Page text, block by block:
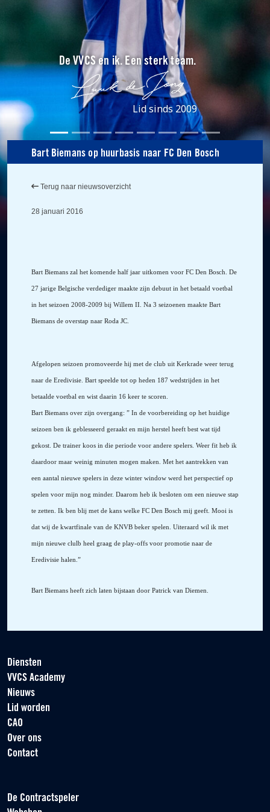
De VVCS en ik. Een sterk team.
Lid sinds 2009
Bart Biemans op huurbasis naar FC Den Bosch
Terug naar nieuwsoverzicht
28 januari 2016
Bart Biemans zal het komende half jaar uitkomen voor FC Den Bosch. De
27 jarige Belgische verdediger maakte zijn debuut in het betaald voetbal
in het seizoen 2008-2009 bij Willem II. Na 3 seizoenen maakte Bart
Biemans de overstap naar Roda JC.
Afgelopen seizoen promoveerde hij met de club uit Kerkrade weer terug
naar de Eredivisie. Bart speelde tot op heden 187 wedstrijden in het
betaalde voetbal en wist daarin 16 keer te scoren.
Bart Biemans over zijn overgang: ” In de voorbereiding op het huidige
seizoen ben ik geblesseerd geraakt en mijn herstel heeft best wat tijd
gekost. De trainer koos in die periode voor andere spelers. Weer fit heb ik
daardoor maar weinig minuten mogen maken. Met het aantrekken van
een aantal nieuwe spelers in deze winter window werd het perspectief op
spelen voor mijn nog minder. Daarom heb ik besloten om een nieuwe stap
te zetten. Ik ben blij met de kans welke FC Den Bosch mij geeft. Mooi is
dat wij de kwartfinale van de KNVB beker spelen. Uiteraard wil ik met
mijn nieuwe clulb heel graag de play-offs voor promotie naar de
Eredivisie halen.”
Bart Biemans heeft zich laten bijstaan door Patrick van Diemen.
Diensten
VVCS Academy
Nieuws
Lid worden
CAO
Over ons
Contact
De Contractspeler